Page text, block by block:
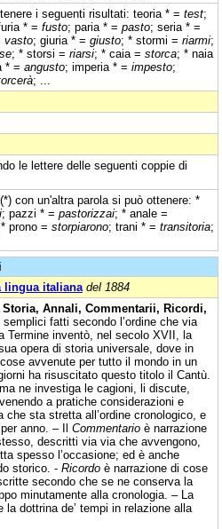
i seguenti risultati: teoria * = test;
* = fusto; paria * = pasto; seria * =
vasto; giuria * = giusto; * stormi = riarmi;
; * storsi = riarsi; * caia = storca; * naia
* = angusto; imperia * = impesto;
; ...
le lettere delle seguenti coppie di
con un'altra parola si può ottenere: *
; pazzi * = pastorizzai; * anale =
prono = storpiarono; trani * = transitoria;
lingua italiana del 1884
Annali, Commentarii, Ricordi,
fatti secondo l’ordine che via
Termine inventò, nel secolo XVII, la
opera di storia universale, dove in
avvenute per tutto il mondo in un
ha risuscitato questo titolo il Cantù.
ne investiga le cagioni, li discute,
a pratiche considerazioni e
che sta stretta all’ordine cronologico, e
anno. – Il Commentario è narrazione
descritti via via che avvengono,
spesso l’occasione; ed è anche
storico. - Ricordo è narrazione di cose
secondo che se ne conserva la
minutamente alla cronologia. – La
la dottrina de’ tempi in relazione alla